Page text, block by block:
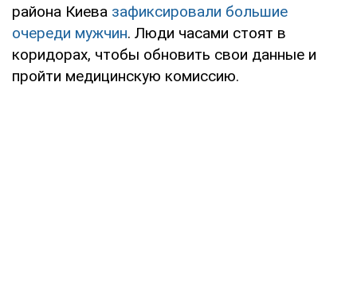
района Киева зафиксировали большие
очереди мужчин. Люди часами стоят в
коридорах, чтобы обновить свои данные и
пройти медицинскую комиссию.